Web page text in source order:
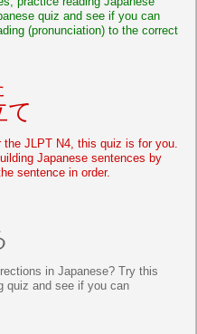
quiz and see if you can
(pronunciation) to the correct
て
the JLPT N4, this quiz is for you.
Japanese sentences by
sentence in order.
in Japanese? Try this
quiz and see if you can